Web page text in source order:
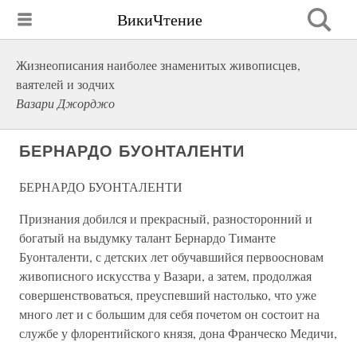
ВикиЧтение
Жизнеописания наиболее знаменитых живописцев,
ваятелей и зодчих
Вазари Джорджо
БЕРНАРДО БУОНТАЛЕНТИ
БЕРНАРДО БУОНТАЛЕНТИ
Признания добился и прекрасный, разносторонний и
богатый на выдумку талант Бернардо Тиманте
Буонталенти, с детских лет обучавшийся первоосновам
живописного искусства у Вазари, а затем, продолжая
совершенствоваться, преуспевший настолько, что уже
много лет и с большим для себя почетом он состоит на
службе у флорентийского князя, дона Франческо Медичи,